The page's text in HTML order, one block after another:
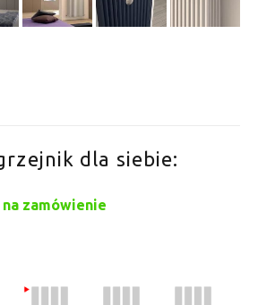
dla siebie:
zamówienie